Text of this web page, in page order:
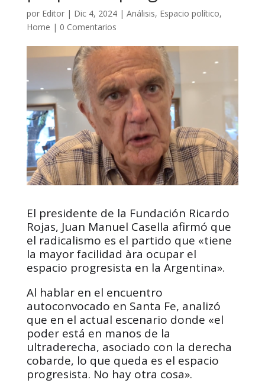
por Editor| Dic 4, 2024| Análisis, Espacio político,
Home | 0 Comentarios
El presidente de la Fundación Ricardo
Rojas, Juan Manuel Casella afirmó que
el radicalismo es el partido que «tiene
la mayor facilidad àra ocupar el
espacio progresista en la Argentina».
Al hablar en el encuentro
autoconvocado en Santa Fe, analizó
que en el actual escenario donde «el
poder está en manos de la
ultraderecha, asociado con la derecha
cobarde, lo que queda es el espacio
progresista. No hay otra cosa».